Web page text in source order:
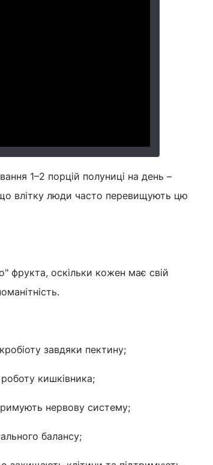
1–2 порцій полуниці на день –
влітку люди часто перевищують цю
фрукта, оскільки кожен має свій
завдяки пектину;
кишківника;
нервову систему;
балансу;